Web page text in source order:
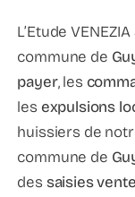
L’Etude
commune de
payer, les
les expulsions
huissiers de
commune de
des saisies